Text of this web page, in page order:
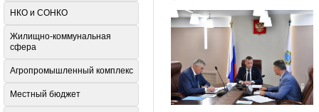
НКО и СОНКО
Жилищно-коммунальная
сфера
Агропромышленный комплекс
Местный бюджет